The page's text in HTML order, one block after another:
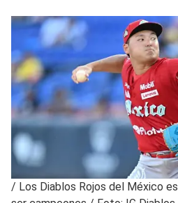
/ Los Diablos Rojos del México